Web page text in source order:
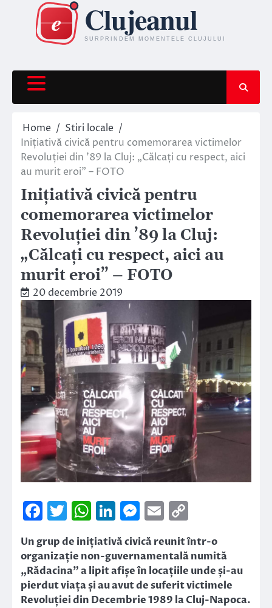
content
Home
Stiri locale
Inițiativă civică pentru comemorarea victimelor
Revoluției din ’89 la Cluj: „Călcați cu respect, aici
au murit eroi” – FOTO
Inițiativă civică pentru
comemorarea victimelor
Revoluției din ’89 la Cluj:
„Călcați cu respect, aici au
murit eroi” – FOTO
20 decembrie 2019
Facebook
Twitter
WhatsApp
LinkedIn
Messenger
Email
Link
Un grup de inițiativă civică reunit într-o
organizație non-guvernamentală numită
„Rădacina” a lipit afișe în locațiile unde și-au
pierdut viața și au avut de suferit victimele
Revoluției din Decembrie 1989 la Cluj-Napoca.